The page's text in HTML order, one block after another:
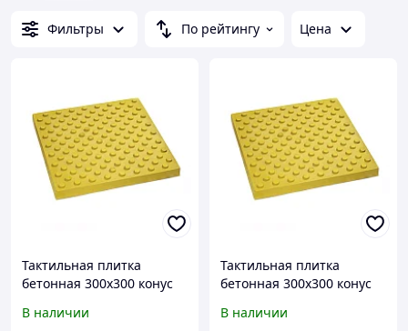
Фильтры По рейтингу Цена
Тактильная плитка
бетонная 300х300 конус
В наличии
Тактильная плитка
бетонная 300х300 конус
В наличии